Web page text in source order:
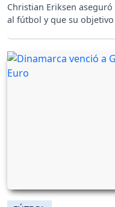
Christian Eriksen
al fútbol y que su objetivo